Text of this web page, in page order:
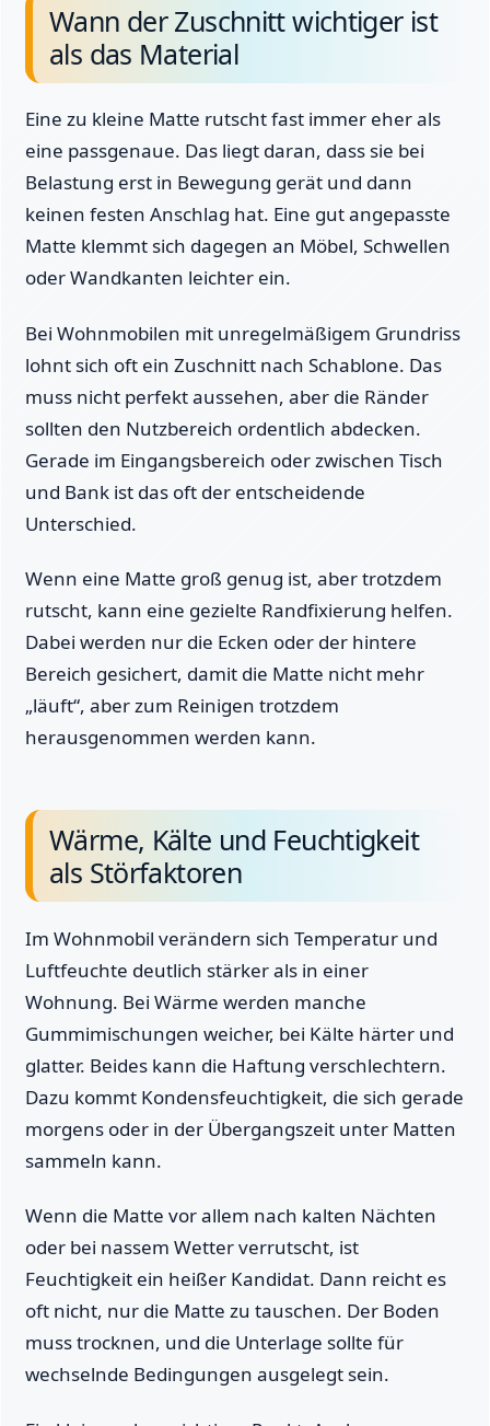
Wann der Zuschnitt wichtiger ist
als das Material
Eine zu kleine Matte rutscht fast immer eher als
eine passgenaue. Das liegt daran, dass sie bei
Belastung erst in Bewegung gerät und dann
keinen festen Anschlag hat. Eine gut angepasste
Matte klemmt sich dagegen an Möbel, Schwellen
oder Wandkanten leichter ein.
Bei Wohnmobilen mit unregelmäßigem Grundriss
lohnt sich oft ein Zuschnitt nach Schablone. Das
muss nicht perfekt aussehen, aber die Ränder
sollten den Nutzbereich ordentlich abdecken.
Gerade im Eingangsbereich oder zwischen Tisch
und Bank ist das oft der entscheidende
Unterschied.
Wenn eine Matte groß genug ist, aber trotzdem
rutscht, kann eine gezielte Randfixierung helfen.
Dabei werden nur die Ecken oder der hintere
Bereich gesichert, damit die Matte nicht mehr
„läuft“, aber zum Reinigen trotzdem
herausgenommen werden kann.
Wärme, Kälte und Feuchtigkeit
als Störfaktoren
Im Wohnmobil verändern sich Temperatur und
Luftfeuchte deutlich stärker als in einer
Wohnung. Bei Wärme werden manche
Gummimischungen weicher, bei Kälte härter und
glatter. Beides kann die Haftung verschlechtern.
Dazu kommt Kondensfeuchtigkeit, die sich gerade
morgens oder in der Übergangszeit unter Matten
sammeln kann.
Wenn die Matte vor allem nach kalten Nächten
oder bei nassem Wetter verrutscht, ist
Feuchtigkeit ein heißer Kandidat. Dann reicht es
oft nicht, nur die Matte zu tauschen. Der Boden
muss trocknen, und die Unterlage sollte für
wechselnde Bedingungen ausgelegt sein.